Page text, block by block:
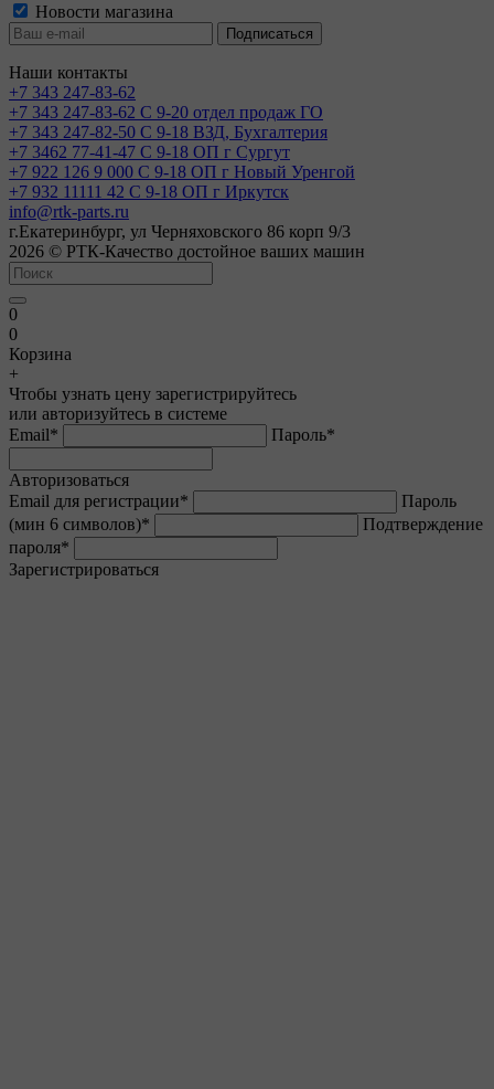
Новости магазина
Наши контакты
+7 343 247-83-62
+7 343 247-83-62 С 9-20 отдел продаж ГО
+7 343 247-82-50 С 9-18 ВЗД, Бухгалтерия
+7 3462 77-41-47 С 9-18 ОП г Сургут
+7 922 126 9 000 С 9-18 ОП г Новый Уренгой
+7 932 11111 42 С 9-18 ОП г Иркутск
info@rtk-parts.ru
г.Екатеринбург, ул Черняховского 86 корп 9/3
2026 © РТК-Качество достойное ваших машин
0
0
Корзина
+
Чтобы узнать цену зарегистрируйтесь
или авторизуйтесь в системе
Email* Пароль*
Авторизоваться
Email для регистрации*
Пароль
(мин 6 символов)*
Подтверждение
пароля*
Зарегистрироваться